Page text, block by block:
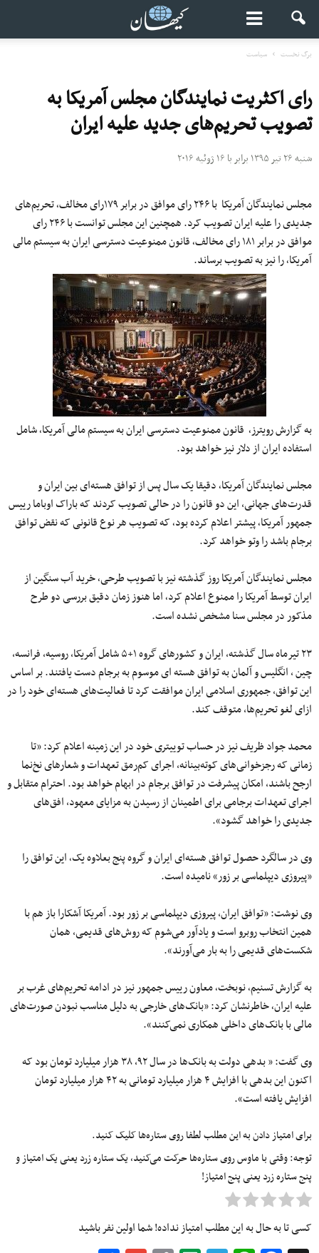
برگ نخست سیاست
رای اکثریت نمایندگان مجلس آمریکا به
تصویب تحریم‌های جدید علیه ایران
شنبه ۲۶ تیر ۱۳۹۵ برابر با ۱۶ ژوئیه ۲۰۱۶
مجلس نمایندگان آمریکا با ۲۴۶ رای موافق در برابر ۱۷۹رای مخالف٬ تحریم‌های
جدیدی را علیه ایران تصویب کرد. همچنین این مجلس توانست با ۲۴۶ رای
موافق در برابر ۱۸۱ رای مخالف٬ قانون ممنوعیت دسترسی ایران به سیستم مالی
آمریکا٬ را نیز به تصویب برساند.
به گزارش رویترز٬ قانون ممنوعیت دسترسی ایران به سیستم مالی آمریکا٬ شامل
استفاده ایران از دلار نیز خواهد بود.
مجلس نمایندگان آمریکا٬ دقیقا یک سال پس از توافق هسته‌ای بین ایران و
قدرت‌های جهانی، این دو قانون را در حالی تصویب کردند که باراک اوباما رییس
جمهور آمریکا٬ پیشتر اعلام کرده بود٬ که تصویب هر نوع قانونی که نقض توافق
برجام باشد را وتو خواهد کرد.
مجلس نمایندگان آمریکا روز گذشته نیز با تصویب طرحی٬ خرید آب سنگین از
ایران توسط آمریکا را ممنوع اعلام کرد٬ اما
هنوز زمان دقیق بررسی دو طرح
مذکور در مجلس سنا مشخص نشده است.
۲۳ تیرماه سال گذشته، ایران و کشورهای گروه ۱+۵ شامل آمریکا، روسیه، فرانسه،
چین ، انگلیس و آلمان به توافق هسته ای موسوم به برجام دست یافتند. بر اساس
این توافق، جمهوری اسلامی ایران موافقت کرد تا فعالیت‌های هسته‌ای خود را در
ازای لغو تحریم‌ها، متوقف کند.
محمد جواد ظریف نیز در حساب توییتری خود در این زمینه اعلام کرد: «تا
زمانی که رجزخوانی‌های کوته‌بینانه، اجرای کم‌رمق تعهدات و شعارهای نخ‌نما
ارجح باشند، امکان پیشرفت در توافق برجام در ابهام خواهد بود. احترام متقابل و
اجرای تعهدات برجامی برای اطمینان از رسیدن به مزایای معهود، افق‌های
جدیدی را خواهد گشود».
وی در سالگرد حصول توافق هسته‌ای ایران و گروه پنج بعلاوه یک٬ این توافق را
«پیروزی دیپلماسی بر زور» نامیده است.
وی نوشت: «توافق ایران، پیروزی دیپلماسی بر زور بود. آمریکا آشکارا باز هم با
همین انتخاب روبرو است و یادآور می‌شوم که روش‌های قدیمی، همان
شکست‌های قدیمی را به بار می‌آورند».
به گزارش تسنیم٬ نوبخت٬ معاون رییس جمهور نیز در ادامه تحریم‌های غرب بر
علیه ایران٬ خاطرنشان کرد: «بانک‌های خارجی به دلیل مناسب نبودن صورت‌های
مالی با بانک‌های داخلی همکاری نمی‌کنند».
وی گفت: « بدهی دولت به بانک‌ها در سال ۹۲، ۳۸ هزار میلیارد تومان بود که
اکنون این بدهی با افزایش ۴ هزار میلیارد تومانی به ۴۲ هزار میلیارد تومان
افزایش یافته است».
برای امتیاز دادن به این مطلب لطفا روی ستاره‌ها کلیک کنید.
توجه: وقتی با ماوس روی ستاره‌ها حرکت می‌کنید، یک ستاره زرد یعنی یک امتیاز و
پنج ستاره زرد یعنی پنج امتیاز!
کسی تا به حال به این مطلب امتیاز نداده! شما اولین نفر باشید